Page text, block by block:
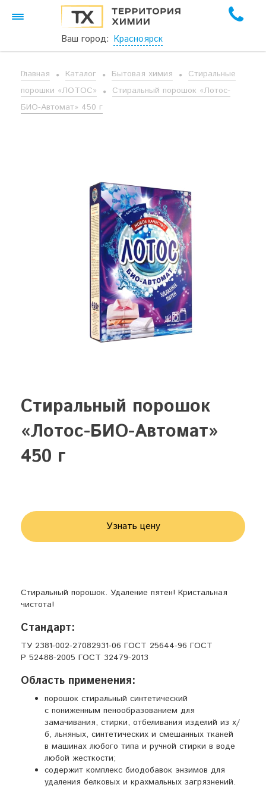
Ваш город: Красноярск
Главная Каталог Бытовая химия
Стиральные
порошки «ЛОТОС»
Стиральный порошок «Лотос-
БИО-Автомат» 450 г
Стиральный порошок
«Лотос-БИО-Автомат»
450 г
Узнать цену
Стиральный порошок. Удаление пятен! Кристальная
чистота!
Стандарт:
ТУ 2381-002-27082931-06 ГОСТ 25644-96 ГОСТ
Р 52488-2005 ГОСТ 32479-2013
Область применения:
порошок стиральный синтетический
с пониженным пенообразованием для
замачивания, стирки, отбеливания изделий из х/
б, льняных, синтетических и смешанных тканей
в машинах любого типа и ручной стирки в воде
любой жесткости;
содержит комплекс биодобавок энзимов для
удаления белковых и крахмальных загрязнений.